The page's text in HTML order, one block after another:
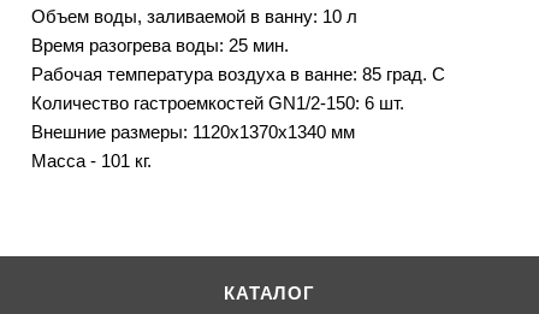
Объем воды, заливаемой в ванну: 10 л
Время разогрева воды: 25 мин.
Рабочая температура воздуха в ванне: 85 град. С
Количество гастроемкостей GN1/2-150: 6 шт.
Внешние размеры: 1120х1370х1340 мм
Масса - 101 кг.
КАТАЛОГ